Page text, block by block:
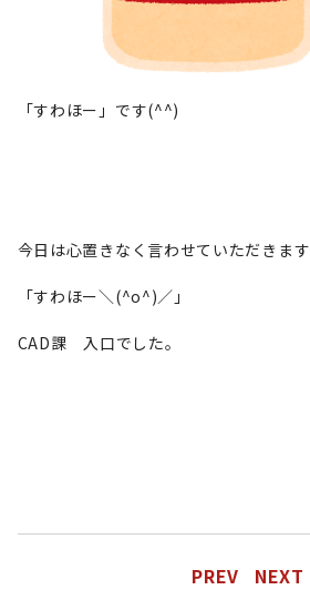
「すわほー」です(^^)
今日は心置きなく言わせていただきます
「すわほー＼(^o^)／」
CAD課 入口でした。
PREV NEXT